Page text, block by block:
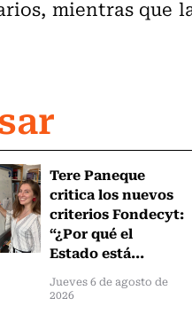
mientras que
Tere Paneque
critica los nuevos
criterios Fondecyt:
“¿Por qué el
Estado está...
Jueves 6 de agosto de
2026